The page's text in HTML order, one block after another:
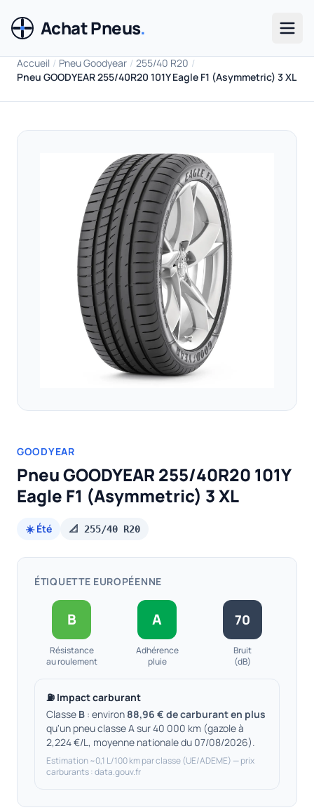
Achat Pneus.
Accueil / Pneu Goodyear / 255/40 R20 /
Pneu GOODYEAR 255/40R20 101Y Eagle F1 (Asymmetric) 3 XL
GOODYEAR
Pneu GOODYEAR 255/40R20 101Y
Eagle F1 (Asymmetric) 3 XL
☀️ Été 📐 255/40 R20
ÉTIQUETTE EUROPÉENNE
B
Résistance
au roulement
A
Adhérence
pluie
70
Bruit
(dB)
⛽ Impact carburant
Classe B : environ 88,96 € de carburant en plus
qu'un pneu classe A sur 40 000 km (gazole à
2,224 €/L, moyenne nationale du 07/08/2026).
Estimation ~0,1 L/100 km par classe (UE/ADEME) — prix
carburants : data.gouv.fr